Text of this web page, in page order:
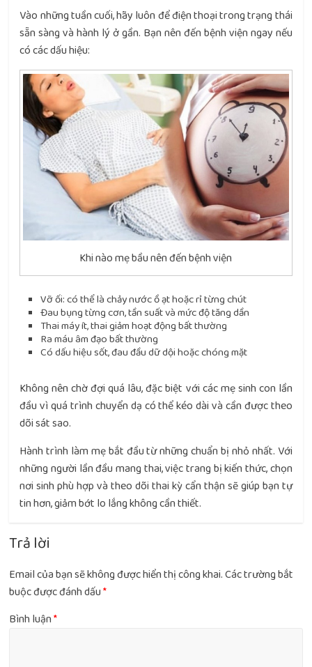
Vào những tuần cuối, hãy luôn để điện thoại trong trạng thái
sẵn sàng và hành lý ở gần. Bạn nên đến bệnh viện ngay nếu
có các dấu hiệu:
Khi nào mẹ bầu nên đến bệnh viện
Vỡ ối: có thể là chảy nước ồ ạt hoặc rỉ từng chút
Đau bụng từng cơn, tần suất và mức độ tăng dần
Thai máy ít, thai giảm hoạt động bất thường
Ra máu âm đạo bất thường
Có dấu hiệu sốt, đau đầu dữ dội hoặc chóng mặt
Không nên chờ đợi quá lâu, đặc biệt với các mẹ sinh con lần
đầu vì quá trình chuyển dạ có thể kéo dài và cần được theo
dõi sát sao.
Hành trình làm mẹ bắt đầu từ những chuẩn bị nhỏ nhất. Với
những người lần đầu mang thai, việc trang bị kiến thức, chọn
nơi sinh phù hợp và theo dõi thai kỳ cẩn thận sẽ giúp bạn tự
tin hơn, giảm bớt lo lắng không cần thiết.
Trả lời
Email của bạn sẽ không được hiển thị công khai.Các trường bắt
buộc được đánh dấu*
Bình luận*